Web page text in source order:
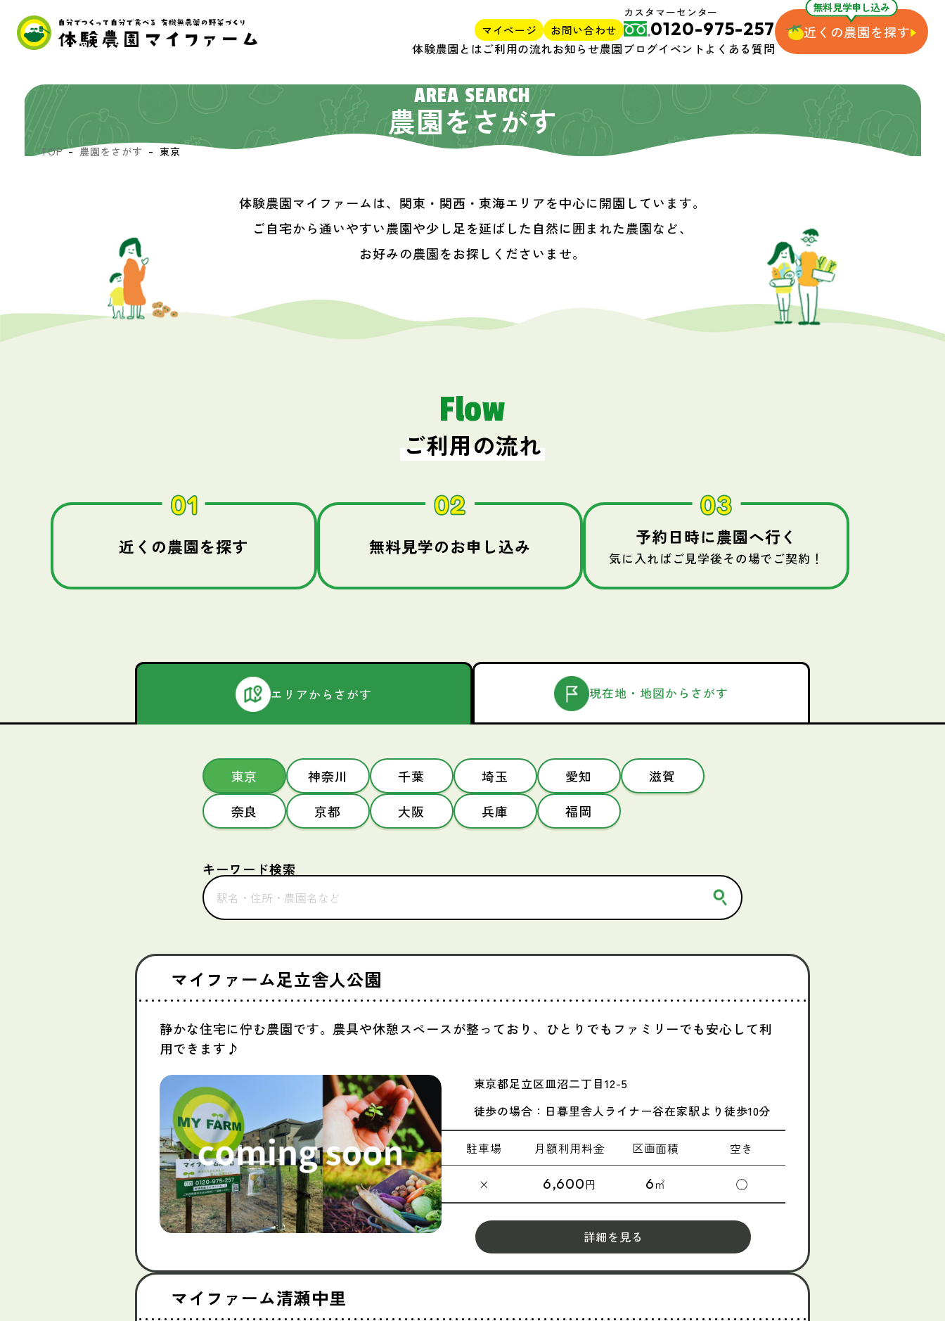
マイページ お問い合わせ
カスタマーセンター
0120-975-257
体験農園とはご利用の流れお知らせ農園ブログイベントよくある質問
無料見学申し込み
近くの農園を探す
AREA SEARCH
農園をさがす
TOP 農園をさがす 東京
体験農園マイファームは、関東・関西・東海エリアを中心に開園しています。
ご自宅から通いやすい農園や少し足を延ばした自然に囲まれた農園など、
お好みの農園をお探しくださいませ。
Flow
ご利用の流れ
近くの農園を探す 無料見学のお申し込み 予約日時に農園へ行く
気に入ればご見学後その場でご契約！
エリアからさがす 現在地・地図からさがす
東京 神奈川 千葉 埼玉 愛知
滋賀
奈良
京都 大阪 兵庫 福岡
キーワード検索
マイファーム足立舎人公園
静かな住宅に佇む農園です。農具や休憩スペースが整っており、ひとりでもファミリーでも安心して利
用できます♪
東京都足立区皿沼二丁目12-5
徒歩の場合：日暮里舎人ライナー谷在家駅より徒歩10分
駐車場 月額利用料金 区画面積 空き
× 6,600円 6㎡ ◯
詳細を見る
マイファーム清瀬中里